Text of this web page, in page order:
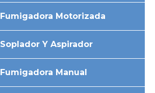
Fumigadora Motorizada
Soplador Y Aspirador
Fumigadora Manual